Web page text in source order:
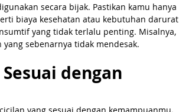
secara bijak. Pastikan kamu hanya
biaya kesehatan atau kebutuhan darurat
yang tidak terlalu penting. Misalnya,
sebenarnya tidak mendesak.
dengan
yang sesuai dengan kemampuanmu.